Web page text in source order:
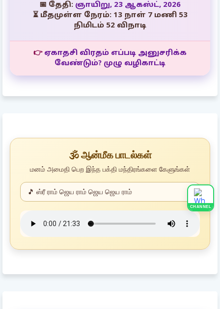
📅 தேதி: ஞாயிறு, 23 ஆகஸ்ட், 2026
⏳ மீதமுள்ள நேரம்: 13 நாள் 7 மணி 53
நிமிடம் 50 விநாடி
👉 ஏகாதசி விரதம் எப்படி அனுசரிக்க
வேண்டும்? முழு வழிகாட்டி
🕉️ ஆன்மீக பாடல்கள்
மனம் அமைதி பெற இந்த பக்தி மந்திரங்களை கேளுங்கள்
CHANNEL